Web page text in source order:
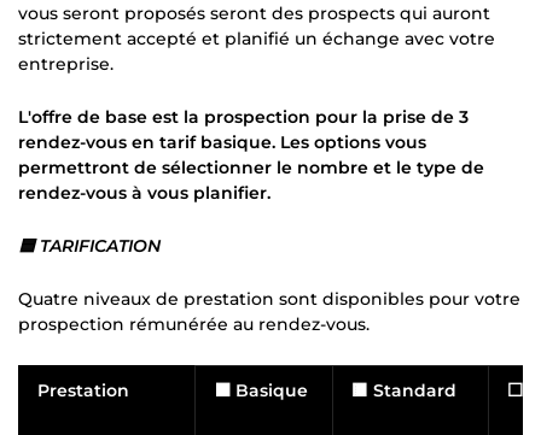
vous seront proposés seront des prospects qui auront
strictement accepté et planifié un échange avec votre
entreprise.
L'offre de base est la prospection pour la prise de 3
rendez-vous en tarif basique. Les options vous
permettront de sélectionner le nombre et le type de
rendez-vous à vous planifier.
🟦 TARIFICATION
Quatre niveaux de prestation sont disponibles pour votre
prospection rémunérée au rendez-vous.
Prestation ⬛ Basique 🟫 Standard ⬜